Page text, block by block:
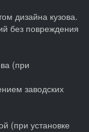
дизайна кузова.
без повреждения
(при
заводских
(при установке